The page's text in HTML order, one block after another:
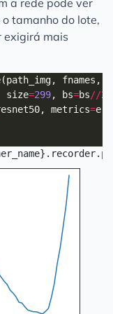
tamanho do lote,
exigirá mais
fnames,
size
=299, bs=bs//2
metrics=